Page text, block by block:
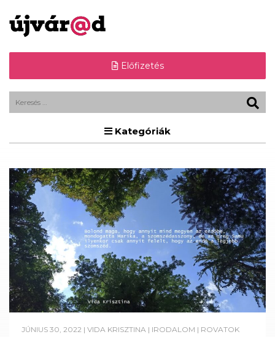
Előfizetés
Kategóriák
JÚNIUS 30, 2022 | VIDA KRISZTINA | IRODALOM | ROVATOK